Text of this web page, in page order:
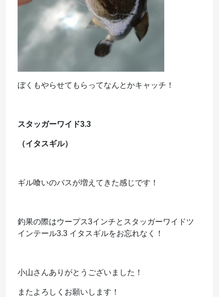
ぼくもやらせてもらってなんとかキャッチ！
スタッガーワイド3.3
（イタスギル）
ギル喰いのバスが増えてきた感じです！
釣果の際はウープス3インチとスタッガーワイドツ
インテール3.3 イタスギルをお忘れなく！
小山さんありがとうございました！
またよろしくお願いします！